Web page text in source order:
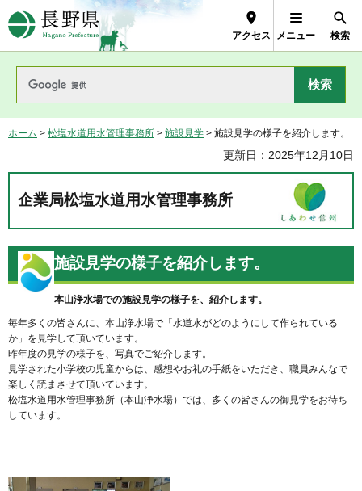
長野県Nagano Prefecture
アクセス メニュー 検索
ホーム > 松塩水道用水管理事務所 > 施設見学 > 施設見学の様子を紹介します。
更新日：2025年12月10日
企業局松塩水道用水管理事務所
施設見学の様子を紹介します。
本山浄水場での施設見学の様子を、紹介します。
毎年多くの皆さんに、本山浄水場で「水道水がどのようにして作られている
か」を見学して頂いています。
昨年度の見学の様子を、写真でご紹介します。
見学された小学校の児童からは、感想やお礼の手紙をいただき、職員みんなで
楽しく読まさせて頂いています。
松塩水道用水管理事務所（本山浄水場）では、多くの皆さんの御見学をお待ち
しています。